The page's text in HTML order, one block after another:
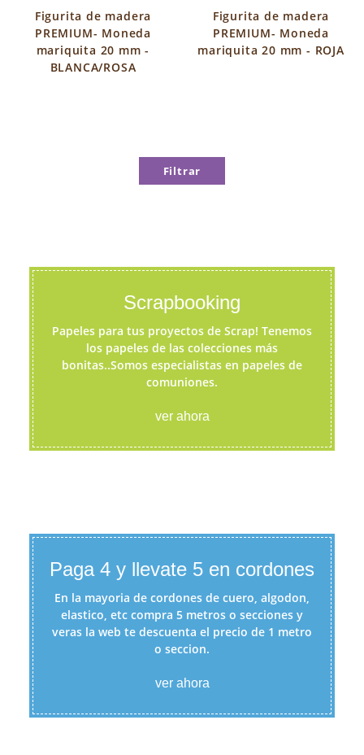
Figurita de madera
PREMIUM- Moneda
mariquita 20 mm -
BLANCA/ROSA
Figurita de madera
PREMIUM- Moneda
mariquita 20 mm - ROJA
Filtrar
Scrapbooking
Papeles para tus proyectos de Scrap! Tenemos
los papeles de las colecciones más
bonitas..Somos especialistas en papeles de
comuniones.
ver ahora
Paga 4 y llevate 5 en cordones
En la mayoria de cordones de cuero, algodon,
elastico, etc compra 5 metros o secciones y
veras la web te descuenta el precio de 1 metro
o seccion.
ver ahora